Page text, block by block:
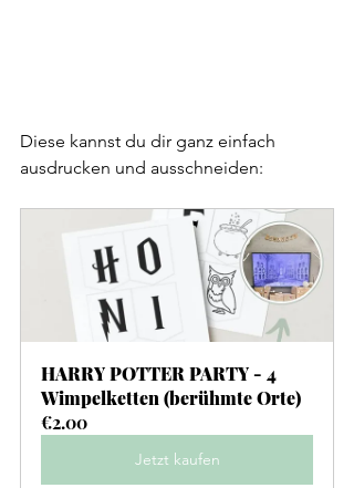
Diese kannst du dir ganz einfach
ausdrucken und ausschneiden:
HARRY POTTER PARTY - 4
Wimpelketten (berühmte Orte)
€2.00
Jetzt kaufen